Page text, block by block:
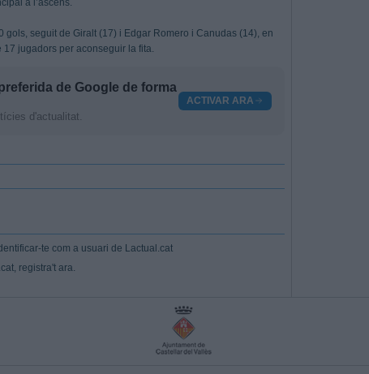
seguit de Giralt (17) i Edgar Romero i Canudas (14), en
jugadors per aconseguir la fita.
de Google de forma
d'actualitat.
ACTIVAR ARA
te com a usuari de Lactual.cat
registra't ara.